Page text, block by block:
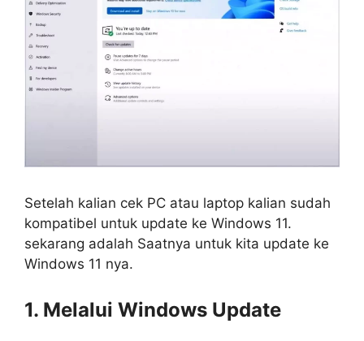
Setelah kalian cek PC atau laptop kalian sudah
kompatibel untuk update ke Windows 11.
sekarang adalah Saatnya untuk kita update ke
Windows 11 nya.
1. Melalui Windows Update